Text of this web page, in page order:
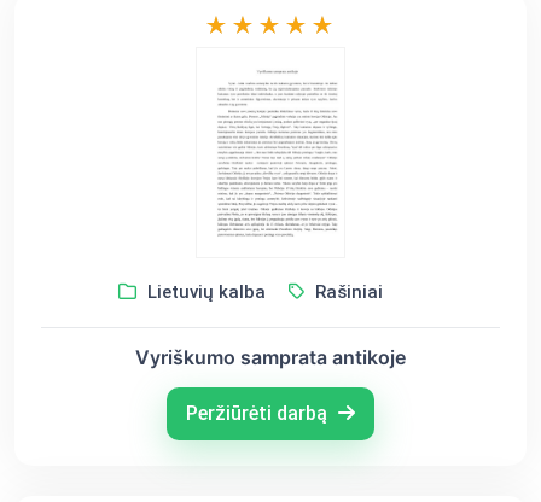
Lietuvių kalba Rašiniai
Vyriškumo samprata antikoje
Peržiūrėti darbą